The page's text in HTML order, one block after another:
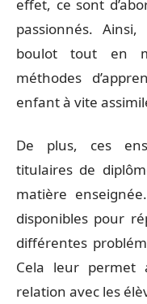
effet, ce sont
passionnés.
boulot tout en
méthodes
enfant à vite
De plus, ces
titulaires de
matière
disponibles pour
différentes
Cela leur permet
relation avec les